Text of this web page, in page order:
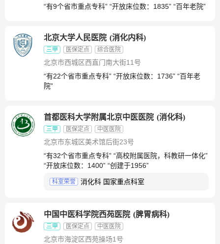
“有9个省市重点专科” “开放床位数：1835” “百年老院”
北京大学人民医院 (消化内科)
三甲 医保定点 综合医院
北京市西城区西直门南大街11号
“有22个省市重点专科” “开放床位数：1736” “百年老
院”
首都医科大学附属北京中医医院 (消化科)
三甲 医保定点 中医医院
北京市东城区美术馆后街23号
“有32个省市重点专科” “高校附属医院，科教研一体化”
“开放床位数：1400” “创建于1956”
科室荣誉 消化科 国家重点科室
中国中医科学院西苑医院 (脾胃病科)
三甲 医保定点 中医医院
北京市海淀区西苑操场1号